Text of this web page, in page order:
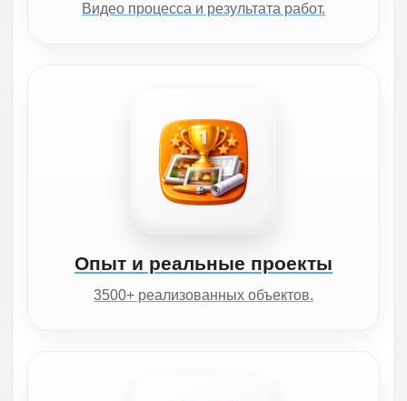
Видео процесса и результата работ.
Опыт и реальные проекты
3500+ реализованных объектов.